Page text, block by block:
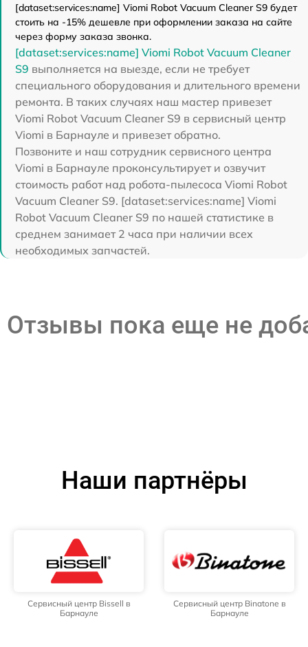
[dataset:services:name] Viomi Robot Vacuum Cleaner S9 будет
стоить на -15% дешевле при оформлении заказа на сайте
через форму заказа звонка.
[dataset:services:name] Viomi Robot Vacuum Cleaner
S9 выполняется на выезде, если не требует
специального оборудования и длительного времени
ремонта. В таких случаях наш мастер привезет
Viomi Robot Vacuum Cleaner S9 в сервисный центр
Viomi в Барнауле и привезет обратно.
Позвоните и наш сотрудник сервисного центра
Viomi в Барнауле проконсультирует и озвучит
стоимость работ над робота-пылесоса Viomi Robot
Vacuum Cleaner S9. [dataset:services:name] Viomi
Robot Vacuum Cleaner S9 по нашей статистике в
среднем занимает 2 часа при наличии всех
необходимых запчастей.
Отзывы пока еще не
Наши партнёры
Сервисный центр Bissell в
Барнауле
Сервисный центр Binatone в
Барнауле